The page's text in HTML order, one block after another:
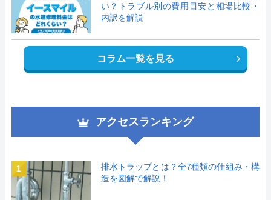
い？トラブル別の費用目安と相場比較・
内訳を解説
コラム一覧を見る
アクセスランキング
1
排水トラップとは？全7種類の仕組み・構
造を図解で解説！